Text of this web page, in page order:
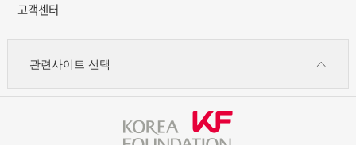
고객센터
관련사이트 선택